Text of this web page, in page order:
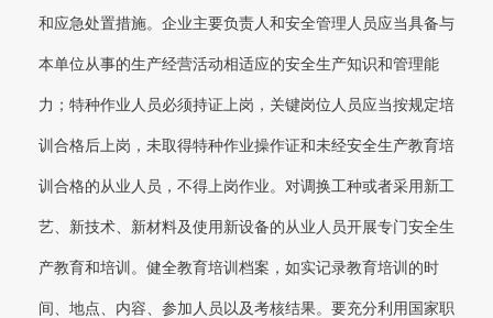
和应急处置措施。企业主要负责人和安全管理人员应当具备与
本单位从事的生产经营活动相适应的安全生产知识和管理能
力；特种作业人员必须持证上岗，关键岗位人员应当按规定培
训合格后上岗，未取得特种作业操作证和未经安全生产教育培
训合格的从业人员，不得上岗作业。对调换工种或者采用新工
艺、新技术、新材料及使用新设备的从业人员开展专门安全生
产教育和培训。健全教育培训档案，如实记录教育培训的时
间、地点、内容、参加人员以及考核结果。要充分利用国家职